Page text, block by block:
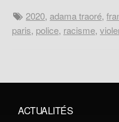
2020, adama traoré,
paris, police, racisme,
ACTUALITÉS